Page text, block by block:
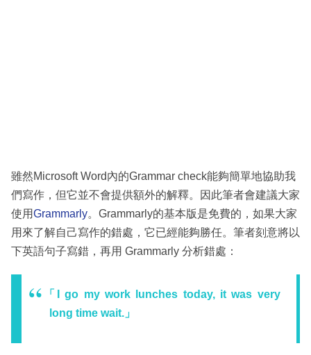
雖然Microsoft Word內的Grammar check能夠簡單地協助我
們寫作，但它並不會提供額外的解釋。因此筆者會建議大家
使用Grammarly。Grammarly的基本版是免費的，如果大家
用來了解自己寫作的錯處，它已經能夠勝任。筆者刻意將以
下英語句子寫錯，再用 Grammarly 分析錯處：
「I go my work lunches today, it was very
long time wait.」